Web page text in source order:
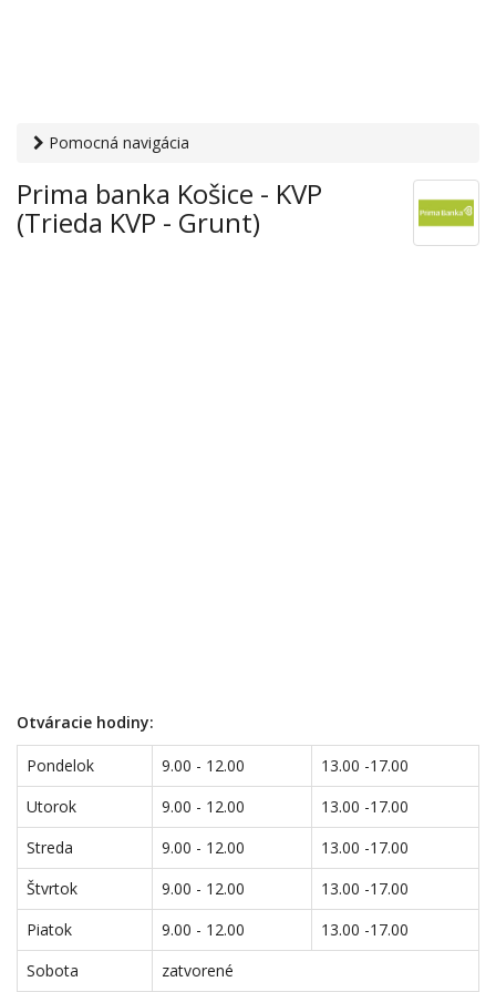
Pomocná navigácia
banka Košice - KVP (Trieda KVP - Grunt)
Prima banka Košice - KVP
(Trieda KVP - Grunt)
Otváracie hodiny:
Pondelok 9.00 - 12.00
13.00 -17.00
Utorok
9.00 - 12.00
13.00 -17.00
Streda
9.00 - 12.00
13.00 -17.00
Štvrtok
9.00 - 12.00
13.00 -17.00
Piatok
9.00 - 12.00
13.00 -17.00
Sobota
zatvorené